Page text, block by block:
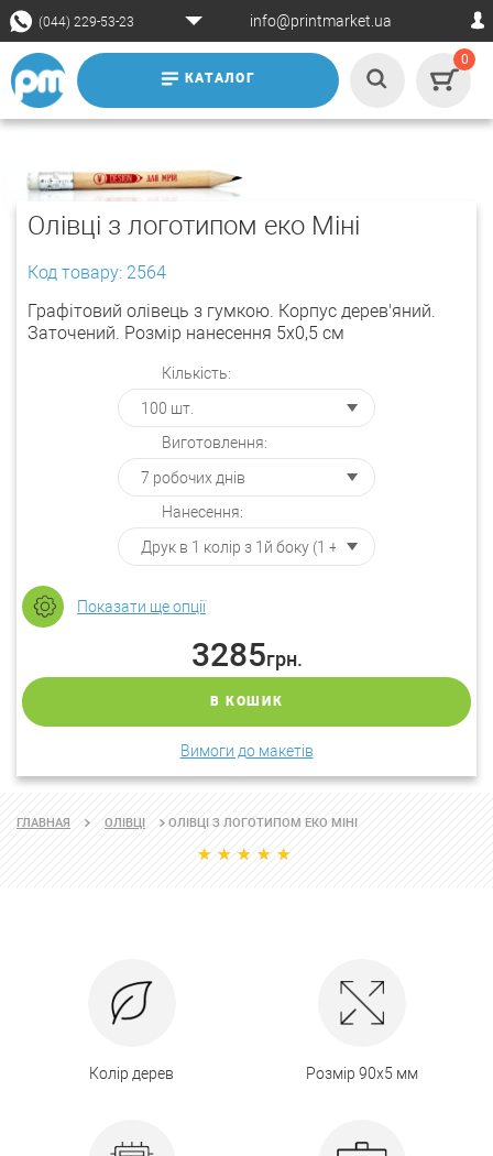
(044) 229-53-23 info@printmarket.ua
КАТАЛОГ
0
Олівці з логотипом еко Міні
Код товару: 2564
Графітовий олівець з гумкою. Корпус дерев'яний.
Заточений. Розмір нанесення 5х0,5 см
Кількість:
Виготовлення:
Нанесення:
Показати ще опції
3285грн.
В КОШИК
Вимоги до макетів
ГЛАВНАЯ ОЛІВЦІ ОЛІВЦІ З ЛОГОТИПОМ ЕКО МІНІ
Колір дерев Розмір 90х5 мм